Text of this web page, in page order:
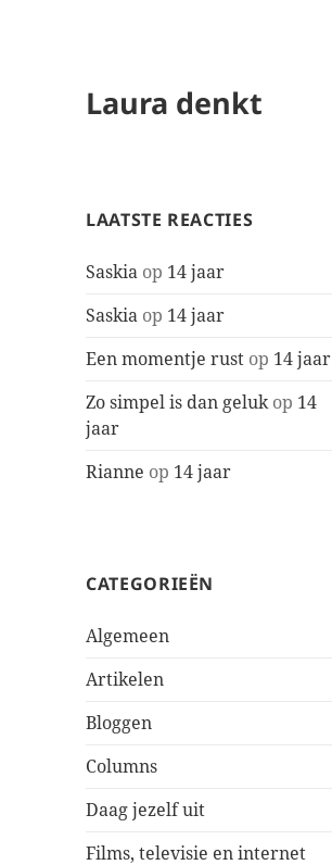
Laura denkt
LAATSTE REACTIES
Saskia op 14 jaar
Saskia op 14 jaar
Een momentje rust op 14 jaar
Zo simpel is dan gelukop 14
jaar
Rianne op 14 jaar
CATEGORIEËN
Algemeen
Artikelen
Bloggen
Columns
Daag jezelf uit
Films, televisie en internet